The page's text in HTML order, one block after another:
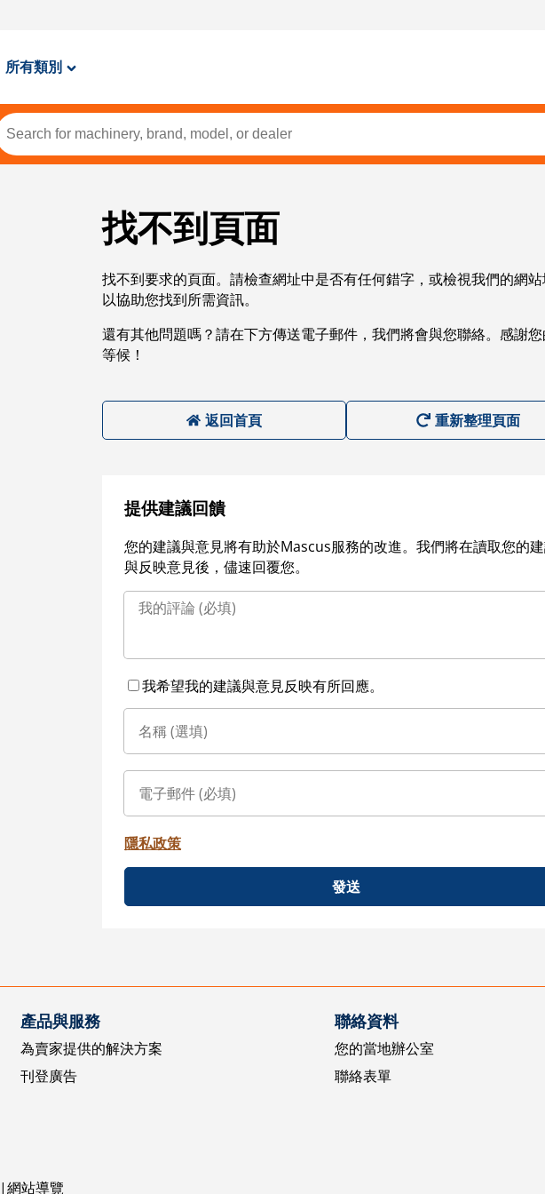
所有類別
找不到頁面
找不到要求的頁面。請檢查網址中是否有任何錯字，或檢視我們的網
以協助您找到所需資訊。
還有其他問題嗎？請在下方傳送電子郵件，我們將會與您聯絡。感謝
等候！
返回首頁 重新整理頁面
提供建議回饋
您的建議與意見將有助於Mascus服務的改進。我們將在讀取您的
與反映意見後，儘速回覆您。
我希望我的建議與意見反映有所回應。
隱私政策
發送
產品與服務
為賣家提供的解決方案
刊登廣告
聯絡資料
您的當地辦公室
聯絡表單
網站導覽